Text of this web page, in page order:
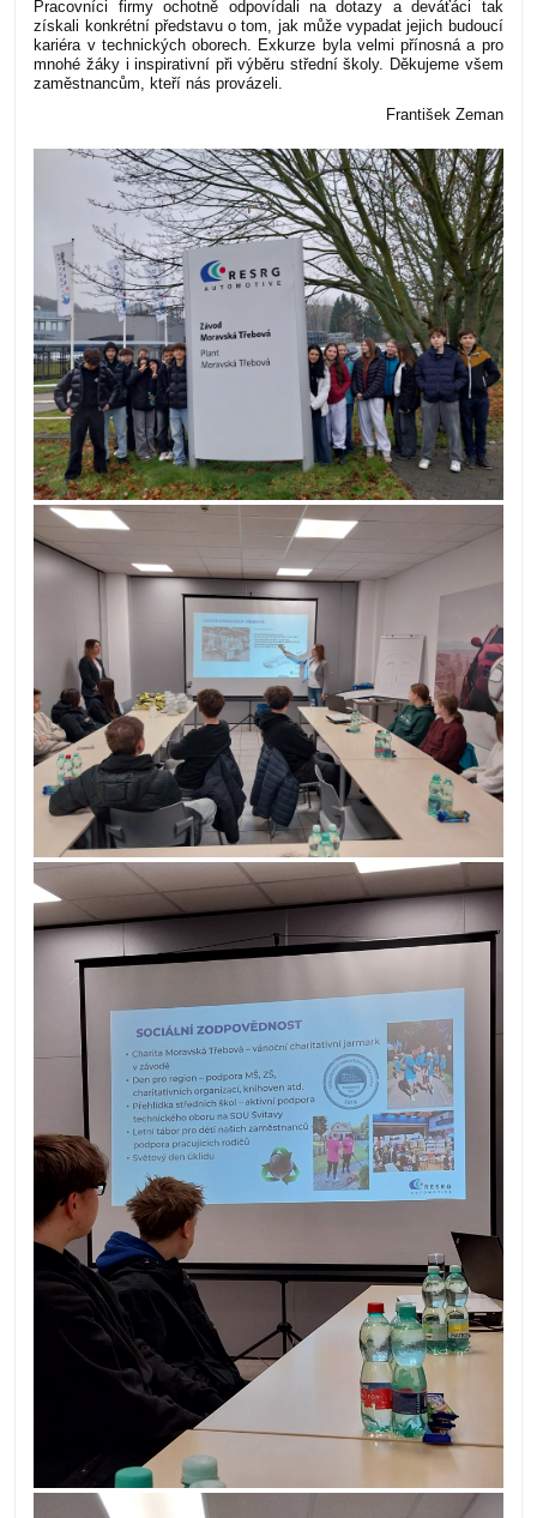
Pracovníci firmy ochotně odpovídali na dotazy a deváťáci tak
získali konkrétní představu o tom, jak může vypadat jejich budoucí
kariéra v technických oborech. Exkurze byla velmi přínosná a pro
mnohé žáky i inspirativní při výběru střední školy. Děkujeme všem
zaměstnancům, kteří nás provázeli.
František Zeman